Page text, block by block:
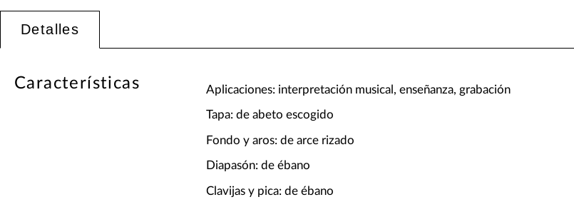
Detalles
Características Aplicaciones: interpretación musical, enseñanza, grabación
Tapa: de abeto escogido
Fondo y aros: de arce rizado
Diapasón: de ébano
Clavijas y pica: de ébano